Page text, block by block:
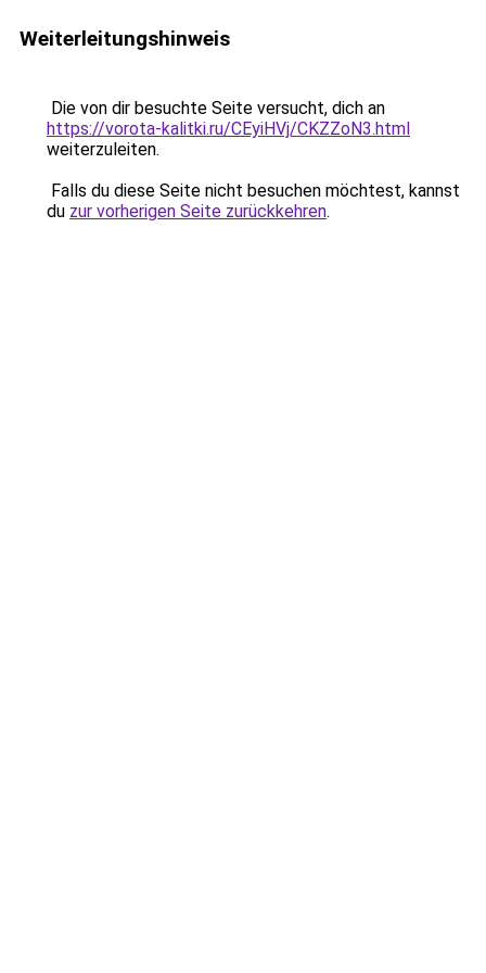
Weiterleitungshinweis
Die von dir besuchte Seite versucht, dich an
https://vorota-kalitki.ru/CEyiHVj/CKZZoN3.html
weiterzuleiten.
Falls du diese Seite nicht besuchen möchtest, kannst
du zur vorherigen Seite zurückkehren.